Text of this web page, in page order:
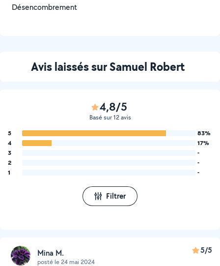
Désencombrement
Avis laissés sur Samuel Robert
4,8/5
Basé sur 12 avis
5
83%
4
17%
3
-
2
-
1
-
Filtrer
Mina M.
posté le 24 mai 2024
5/5